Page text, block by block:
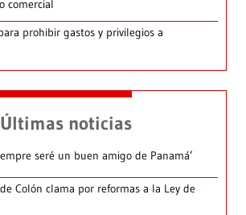
comercial
prohibir gastos y privilegios a
Últimas noticias
seré un buen amigo de Panamá’
Colón clama por reformas a la Ley de